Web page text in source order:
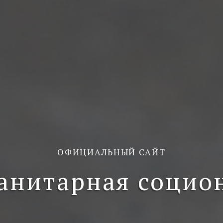
ОФИЦИАЛЬНЫЙ САЙТ